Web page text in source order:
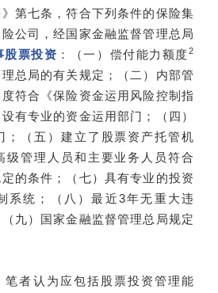
第七条，符合下列条件的保险集
公司，经国家金融监督管理总局
股票投资 ：（一）偿付能力额度2
总局的有关规定；（二）内部管
符合《保险资金运用风险控制指
有专业的资金运用部门；（四）
；（五）建立了股票资产托管机
级管理人员和主要业务人员符合
定的条件；（七）具有专业的投资
系统；（八）最近3年无重大违
九）国家金融监督管理总局规定
笔者认为应包括股票投资管理能